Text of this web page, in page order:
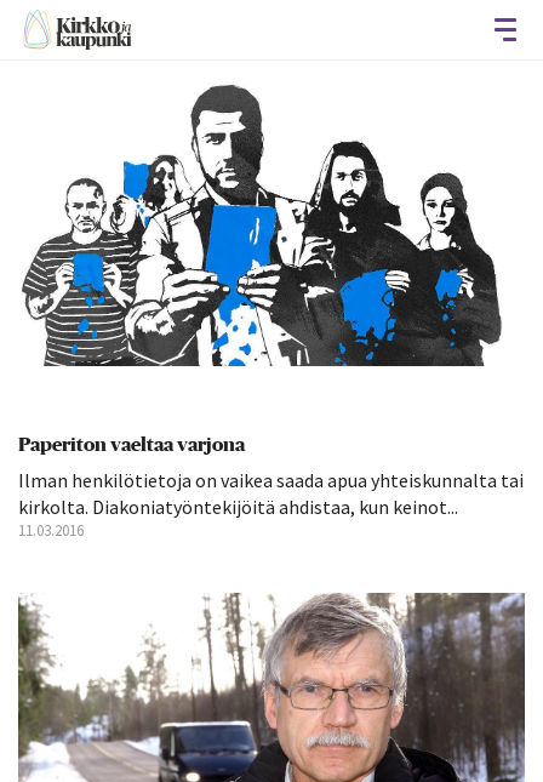
Paperiton vaeltaa varjona
Ilman henkilötietoja on vaikea saada apua yhteiskunnalta tai
kirkolta. Diakoniatyöntekijöitä ahdistaa, kun keinot...
11.03.2016